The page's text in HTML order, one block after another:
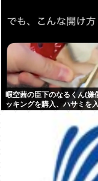
暇空茜の臣下のなるくん(嫌
ッキングを購入、ハサミを